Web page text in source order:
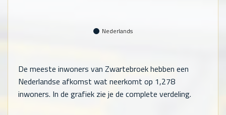
Nederlands
De meeste inwoners van Zwartebroek hebben een
Nederlandse afkomst wat neerkomt op 1,278
inwoners. In de grafiek zie je de complete verdeling.